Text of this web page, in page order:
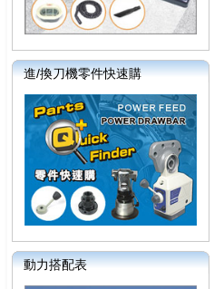
進/換刀機零件快速購
動力搭配表